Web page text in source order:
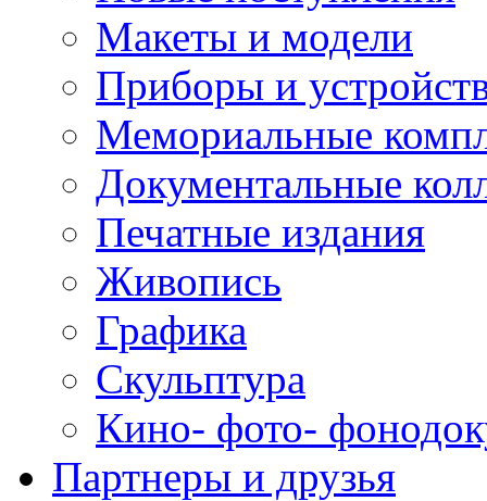
Макеты и модели
Приборы и
Мемориальные
Документальные
Печатные издания
Живопись
Графика
Скульптура
Кино- фото-
Партнеры и друзья